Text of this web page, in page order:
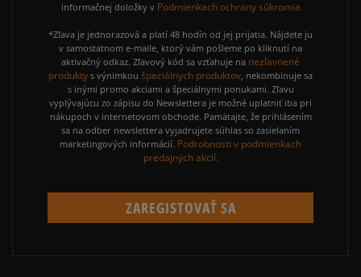
informačnej doložky v Podmienkach ochrany súkromia
*Zľava je jednorazová a platí 48 hodín od jej prijatia. Nájdete ju
v samostatnom e-maile, ktorý vám pošleme po kliknutí na
aktivačný odkaz. Zľavový kód sa vzťahuje na nezľavnené
produkty s výnimkou špeciálnych produktov, nekombinuje sa
s inými promo akciami a špeciálnymi ponukami. Zľavu
vyplývajúcu zo zápisu do Newslettera je možné uplatniť iba pri
nákupoch v internetovom obchode. Pamätajte, že prihlásením
sa na odber newslettera vyjadrujete súhlas so zasielaním
marketingových informácií. Podrobnosti v podmienkach
predajných akcií.